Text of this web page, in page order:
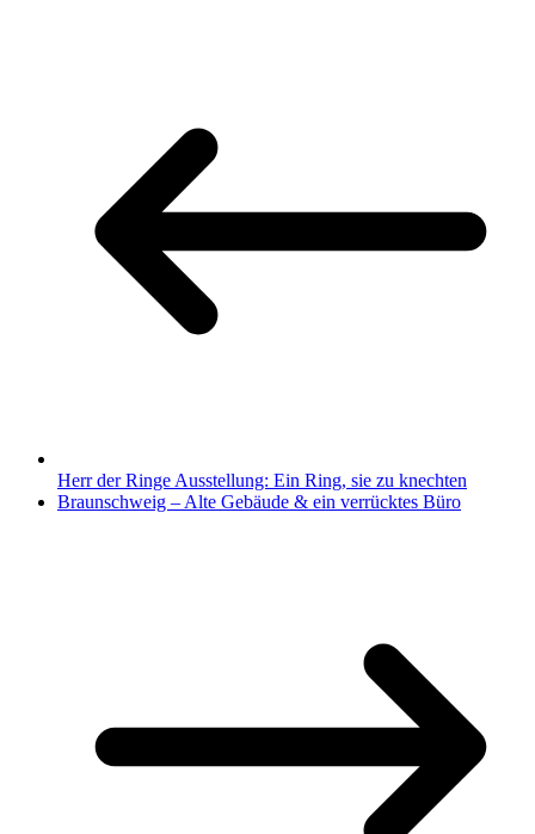
Herr der Ringe Ausstellung: Ein Ring, sie zu knechten
Braunschweig – Alte Gebäude & ein verrücktes Büro